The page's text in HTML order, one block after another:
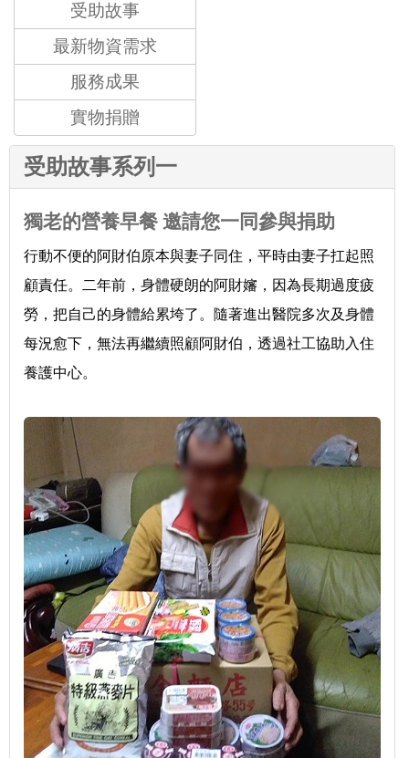
受助故事
最新物資需求
服務成果
實物捐贈
受助故事系列一
獨老的營養早餐 邀請您一同參與捐助
行動不便的阿財伯原本與妻子同住，平時由妻子扛起照
顧責任。二年前，身體硬朗的阿財嬸，因為長期過度疲
勞，把自己的身體給累垮了。隨著進出醫院多次及身體
每況愈下，無法再繼續照顧阿財伯，透過社工協助入住
養護中心。